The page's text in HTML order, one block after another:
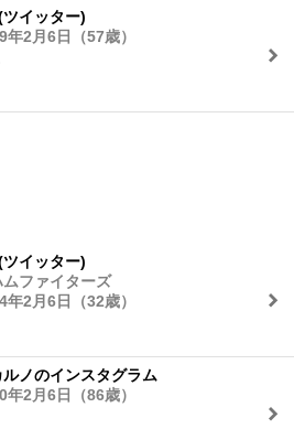
イッター)
2月6日（57歳）
ツイッター)
ファイターズ
2月6日（32歳）
ノのインスタグラム
2月6日（86歳）